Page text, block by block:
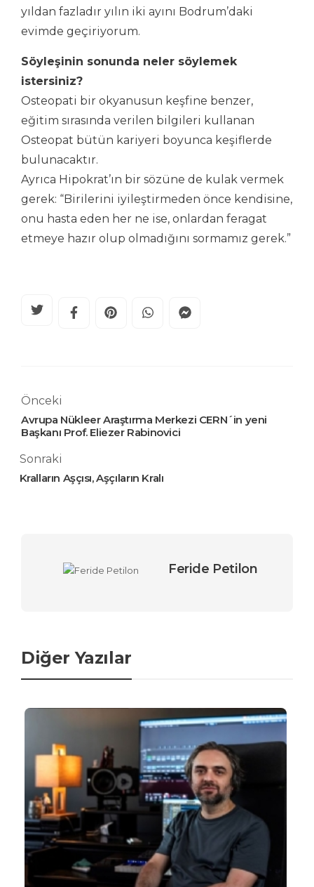
yıldan fazladır yılın iki ayını Bodrum’daki
evimde geçiriyorum.
Söyleşinin sonunda neler söylemek
istersiniz?
Osteopati bir okyanusun keşfine benzer,
eğitim sırasında verilen bilgileri kullanan
Osteopat bütün kariyeri boyunca keşiflerde
bulunacaktır.
Ayrıca Hipokrat’ın bir sözüne de kulak vermek
gerek: “Birilerini iyileştirmeden önce kendisine,
onu hasta eden her ne ise, onlardan feragat
etmeye hazır olup olmadığını sormamız gerek.”
Önceki
Avrupa Nükleer Araştırma Merkezi CERN´in yeni
Başkanı Prof. Eliezer Rabinovici
Sonraki
Kralların Aşçısı, Aşçıların Kralı
Feride Petilon
Diğer Yazılar